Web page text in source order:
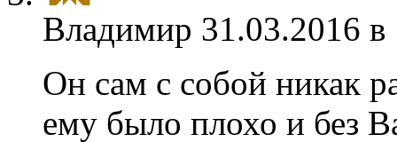
Владимир 31.03.2016
Он сам с собой никак
ему было плохо и без